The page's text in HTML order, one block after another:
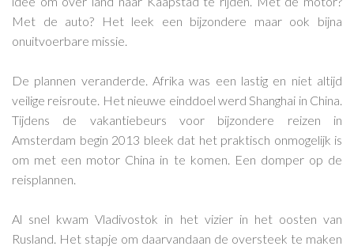
Met de auto? Het leek een bijzondere maar ook bijna
onuitvoerbare missie.
De plannen veranderde. Afrika was een lastig en niet altijd
veilige reisroute. Het nieuwe einddoel werd Shanghai in China.
Tijdens de vakantiebeurs voor bijzondere reizen in
Amsterdam begin 2013 bleek dat het praktisch onmogelijk is
om met een motor China in te komen. Een domper op de
reisplannen.
Al snel kwam Vladivostok in het vizier in het oosten van
Rusland. Het stapje om daarvandaan de oversteek te maken